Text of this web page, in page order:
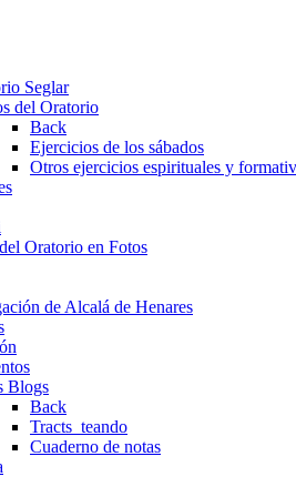
Seglar
del Oratorio
Back
Ejercicios de los sábados
Otros ejercicios espirituales y
Oratorio en Fotos
de Alcalá de Henares
Blogs
Back
Tracts_teando
Cuaderno de notas